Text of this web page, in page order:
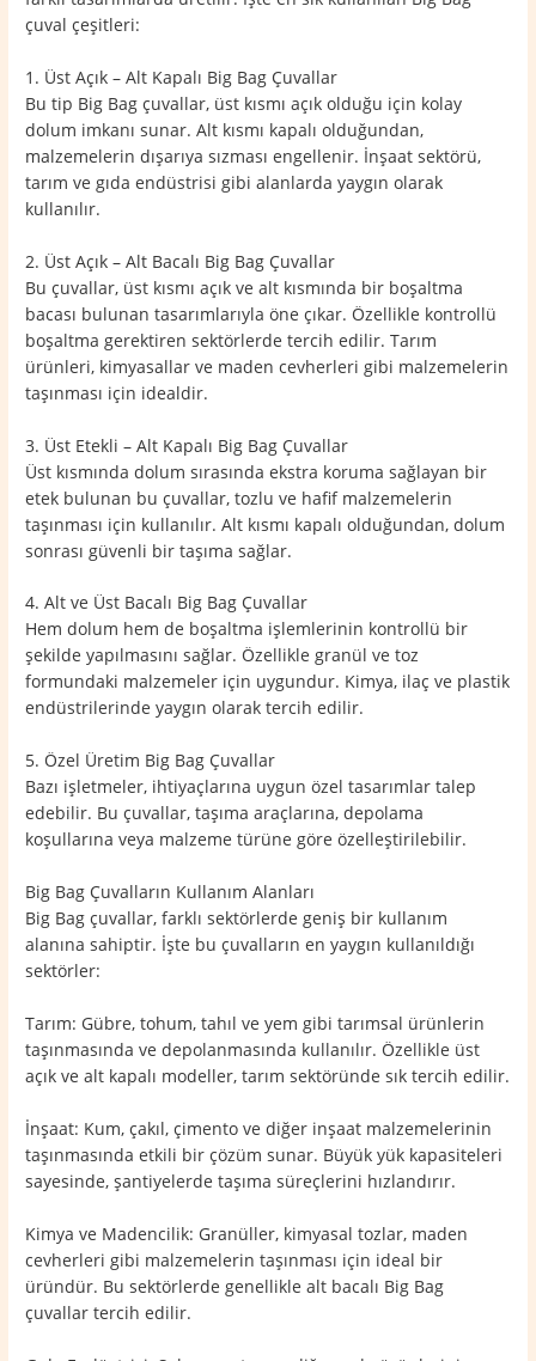
çuval çeşitleri:
1. Üst Açık – Alt Kapalı Big Bag Çuvallar
Bu tip Big Bag çuvallar, üst kısmı açık olduğu için kolay
dolum imkanı sunar. Alt kısmı kapalı olduğundan,
malzemelerin dışarıya sızması engellenir. İnşaat sektörü,
tarım ve gıda endüstrisi gibi alanlarda yaygın olarak
kullanılır.
2. Üst Açık – Alt Bacalı Big Bag Çuvallar
Bu çuvallar, üst kısmı açık ve alt kısmında bir boşaltma
bacası bulunan tasarımlarıyla öne çıkar. Özellikle kontrollü
boşaltma gerektiren sektörlerde tercih edilir. Tarım
ürünleri, kimyasallar ve maden cevherleri gibi malzemelerin
taşınması için idealdir.
3. Üst Etekli – Alt Kapalı Big Bag Çuvallar
Üst kısmında dolum sırasında ekstra koruma sağlayan bir
etek bulunan bu çuvallar, tozlu ve hafif malzemelerin
taşınması için kullanılır. Alt kısmı kapalı olduğundan, dolum
sonrası güvenli bir taşıma sağlar.
4. Alt ve Üst Bacalı Big Bag Çuvallar
Hem dolum hem de boşaltma işlemlerinin kontrollü bir
şekilde yapılmasını sağlar. Özellikle granül ve toz
formundaki malzemeler için uygundur. Kimya, ilaç ve plastik
endüstrilerinde yaygın olarak tercih edilir.
5. Özel Üretim Big Bag Çuvallar
Bazı işletmeler, ihtiyaçlarına uygun özel tasarımlar talep
edebilir. Bu çuvallar, taşıma araçlarına, depolama
koşullarına veya malzeme türüne göre özelleştirilebilir.
Big Bag Çuvalların Kullanım Alanları
Big Bag çuvallar, farklı sektörlerde geniş bir kullanım
alanına sahiptir. İşte bu çuvalların en yaygın kullanıldığı
sektörler:
Tarım: Gübre, tohum, tahıl ve yem gibi tarımsal ürünlerin
taşınmasında ve depolanmasında kullanılır. Özellikle üst
açık ve alt kapalı modeller, tarım sektöründe sık tercih edilir.
İnşaat: Kum, çakıl, çimento ve diğer inşaat malzemelerinin
taşınmasında etkili bir çözüm sunar. Büyük yük kapasiteleri
sayesinde, şantiyelerde taşıma süreçlerini hızlandırır.
Kimya ve Madencilik: Granüller, kimyasal tozlar, maden
cevherleri gibi malzemelerin taşınması için ideal bir
üründür. Bu sektörlerde genellikle alt bacalı Big Bag
çuvallar tercih edilir.